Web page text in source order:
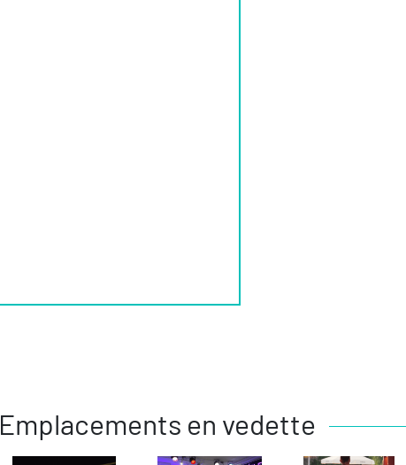
Emplacements en vedette